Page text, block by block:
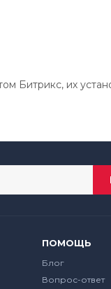
Битрикс, их
ПОМОЩЬ
Блог
Вопрос-ответ